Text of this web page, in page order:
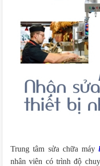
Trung tâm sửa chữa máy
nhân viên có trình độ